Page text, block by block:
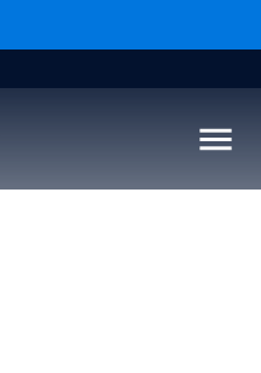
menu